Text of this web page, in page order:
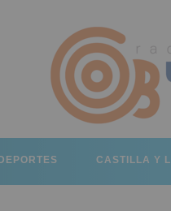
DEPORTES CASTILLA Y